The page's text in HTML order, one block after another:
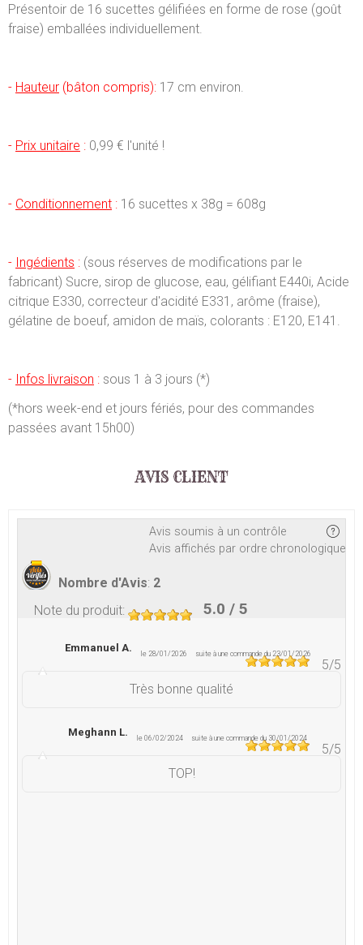
Présentoir de 16 sucettes gélifiées en forme de rose (goût
fraise) emballées individuellement.
- Hauteur (bâton compris): 17 cm environ.
- Prix unitaire : 0,99 € l'unité !
- Conditionnement : 16 sucettes x 38g = 608g
- Ingédients : (sous réserves de modifications par le
fabricant) Sucre, sirop de glucose, eau, gélifiant E440i, Acide
citrique E330, correcteur d'acidité E331, arôme (fraise),
gélatine de boeuf, amidon de maïs, colorants : E120, E141.
- Infos livraison : sous 1 à 3 jours (*)
(*hors week-end et jours fériés, pour des commandes
passées avant 15h00)
AVIS CLIENT
Avis soumis à un contrôle
Avis affichés par ordre chronologique
Nombre d'Avis: 2
Note du produit: 5.0 / 5
Emmanuel A. le 28/01/2026 suite à une commande du 23/01/2026
5/5
Très bonne qualité
Meghann L. le 06/02/2024 suite à une commande du 30/01/2024
5/5
TOP!